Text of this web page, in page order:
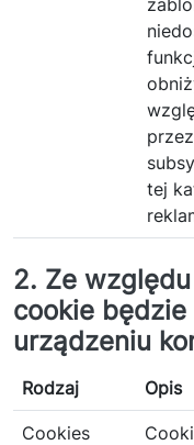
tej
2. Ze
cookie
urządzeniu
Rodzaj Opis
Cookies